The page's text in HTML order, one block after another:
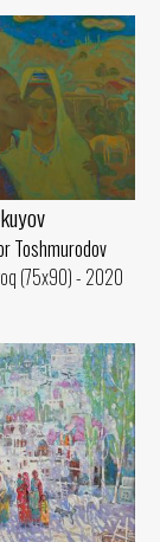
Toshmurodov
(75x90) - 2020